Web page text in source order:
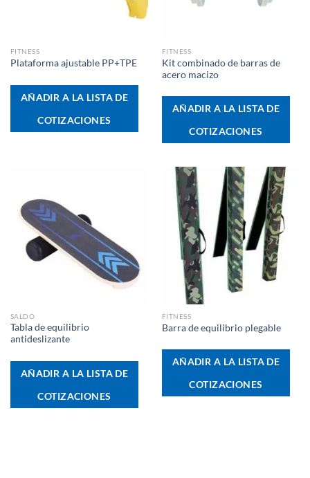
FITNESS
Plataforma ajustable PP+TPE
AÑADIR A LA LISTA DE
COTIZACIONES
FITNESS
Kit combinado de barras de
acero macizo
AÑADIR A LA LISTA DE
COTIZACIONES
SALDO
Tabla de equilibrio
antideslizante
AÑADIR A LA LISTA DE
COTIZACIONES
FITNESS
Barra de equilibrio plegable
AÑADIR A LA LISTA DE
COTIZACIONES